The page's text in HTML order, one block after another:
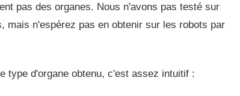
pas des organes. Nous n'avons pas testé sur
mais n'espérez pas en obtenir sur les robots par
type d'organe obtenu, c'est assez intuitif :